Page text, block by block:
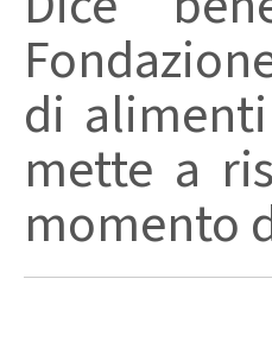
di
mette a
momento